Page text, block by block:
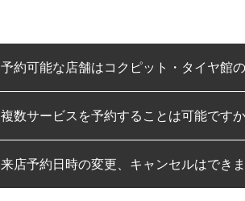
予約可能な店舗はコクピット・タイヤ館
コクピット・タイヤ館のみとなります。
複数サービスを予約することは可能ですか
複数サービスのご予約は可能です。
来店予約日時の変更、キャンセルはでき